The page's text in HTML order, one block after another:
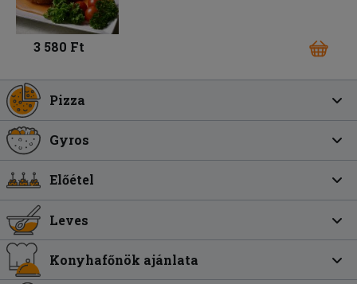
3 580 Ft
Pizza
Gyros
Előétel
Leves
Konyhafőnök ajánlata